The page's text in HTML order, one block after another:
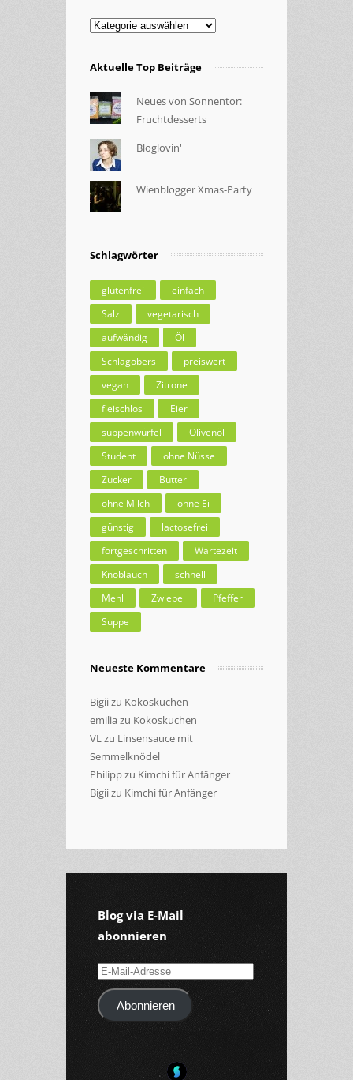
Kategorien
Aktuelle Top Beiträge
Neues von Sonnentor:
Fruchtdesserts
Bloglovin'
Wienblogger Xmas-Party
Schlagwörter
glutenfrei
einfach
Salz
vegetarisch
aufwändig
Öl
Schlagobers
preiswert
vegan
Zitrone
fleischlos
Eier
suppenwürfel
Olivenöl
Student
ohne Nüsse
Zucker
Butter
ohne Milch
ohne Ei
günstig
lactosefrei
fortgeschritten
Wartezeit
Knoblauch
schnell
Mehl
Zwiebel
Pfeffer
Suppe
Neueste Kommentare
Bigiizu Kokoskuchen
emilia zu Kokoskuchen
VLzu Linsensauce mit
Semmelknödel
Philippzu Kimchi für Anfänger
Bigiizu Kimchi für Anfänger
Blog via E-Mail
abonnieren
E-
Mail-
AdresseAbonnieren